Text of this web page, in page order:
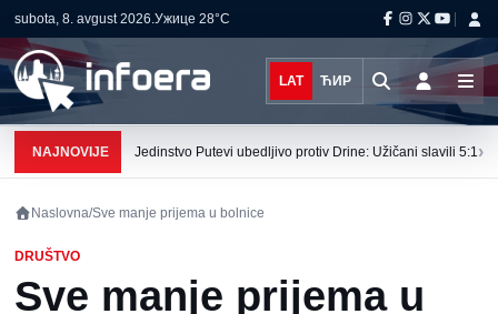
subota, 8. avgust 2026.Ужице 28°C
LAT ЋИР
NAJNOVIJE Jedinstvo Putevi ubedljivo protiv Drine: Užičani slavili 5:1›
Naslovna/Sve manje prijema u bolnice
DRUŠTVO
Sve manje prijema u